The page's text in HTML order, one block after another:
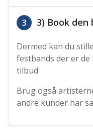
3 3) Book den
Dermed kan du
festbands der er
tilbud
Brug også
andre kunder har